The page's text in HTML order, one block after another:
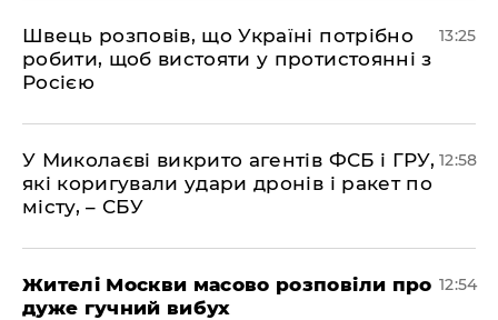
Швець розповів, що Україні потрібно
робити, щоб вистояти у протистоянні з
Росією
13:25
У Миколаєві викрито агентів ФСБ і ГРУ,
які коригували удари дронів і ракет по
місту, – СБУ
12:58
Жителі Москви масово розповіли про
дуже гучний вибух
12:54